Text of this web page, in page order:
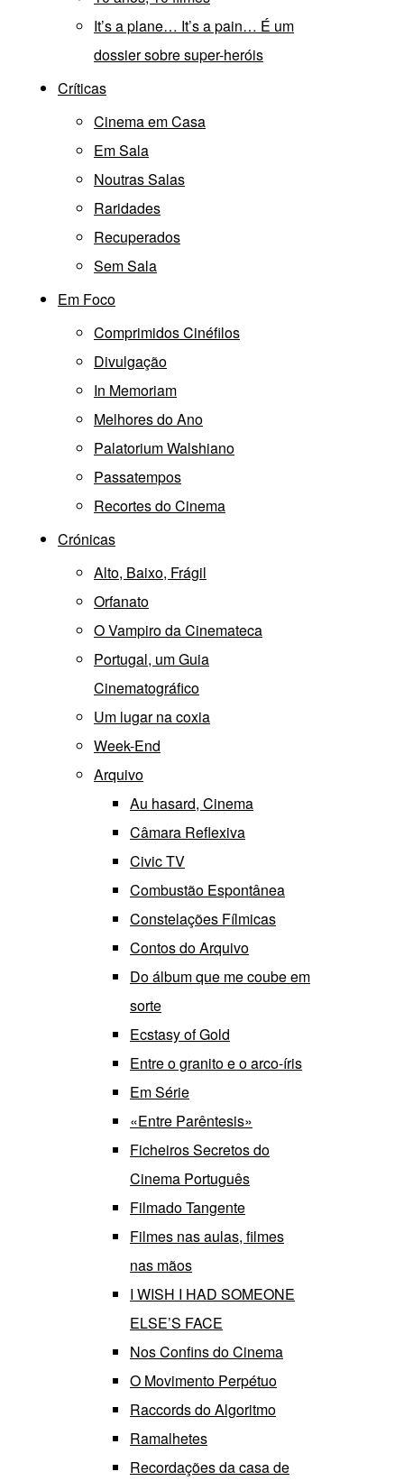
It’s a plane… It’s a pain… É um
dossier sobre super-heróis
Críticas
Cinema em Casa
Em Sala
Noutras Salas
Raridades
Recuperados
Sem Sala
Em Foco
Comprimidos Cinéfilos
Divulgação
In Memoriam
Melhores do Ano
Palatorium Walshiano
Passatempos
Recortes do Cinema
Crónicas
Alto, Baixo, Frágil
Orfanato
O Vampiro da Cinemateca
Portugal, um Guia
Cinematográfico
Um lugar na coxia
Week-End
Arquivo
Au hasard, Cinema
Câmara Reflexiva
Civic TV
Combustão Espontânea
Constelações Fílmicas
Contos do Arquivo
Do álbum que me coube em
sorte
Ecstasy of Gold
Entre o granito e o arco-íris
Em Série
«Entre Parêntesis»
Ficheiros Secretos do
Cinema Português
Filmado Tangente
Filmes nas aulas, filmes
nas mãos
I WISH I HAD SOMEONE
ELSE’S FACE
Nos Confins do Cinema
O Movimento Perpétuo
Raccords do Algoritmo
Ramalhetes
Recordações da casa de